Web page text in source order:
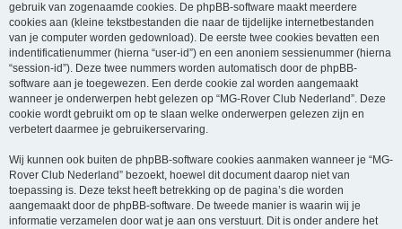
gebruik van zogenaamde cookies. De phpBB-software maakt meerdere
cookies aan (kleine tekstbestanden die naar de tijdelijke internetbestanden
van je computer worden gedownload). De eerste twee cookies bevatten een
indentificatienummer (hierna “user-id”) en een anoniem sessienummer (hierna
“session-id”). Deze twee nummers worden automatisch door de phpBB-
software aan je toegewezen. Een derde cookie zal worden aangemaakt
wanneer je onderwerpen hebt gelezen op “MG-Rover Club Nederland”. Deze
cookie wordt gebruikt om op te slaan welke onderwerpen gelezen zijn en
verbetert daarmee je gebruikerservaring.
Wij kunnen ook buiten de phpBB-software cookies aanmaken wanneer je “MG-
Rover Club Nederland” bezoekt, hoewel dit document daarop niet van
toepassing is. Deze tekst heeft betrekking op de pagina’s die worden
aangemaakt door de phpBB-software. De tweede manier is waarin wij je
informatie verzamelen door wat je aan ons verstuurt. Dit is onder andere het